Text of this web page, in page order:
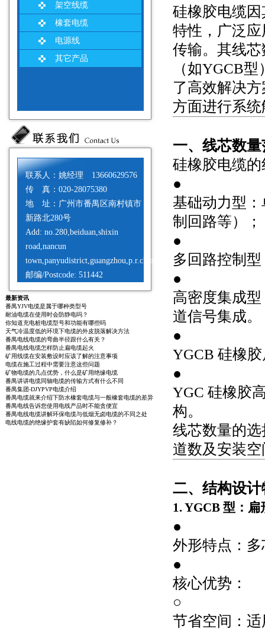
架空线缆
橡套电缆
电源线
其它产品
联系人：姚经理 13660629576
传 真：020-28075380
地 址：广州市番禺区南村镇市
新路北280号
Add: no.280,beiduan,shixin
road,nancun
town,panyudistrict,guangzhou,p.r.china
邮编/Postcode: 511442
最新资讯
番禺YJV电缆是属于哪种类型号
耐油电缆在使用时会防静电吗？
你知道充电桩电缆型号和功能有哪些吗
天气冷温度低的环境下电缆的外皮脱落解决方法
番禺电线电缆的弯曲半径跟什么有关？
番禺电线电缆怎样防止扁电缆起火
矿用线缆在安装敷设时应该了解的注意事项
电缆在施工过程中需要注意这些问题
矿物电缆的几点优势，什么是矿用绝缘电缆
番禺讲讲电缆同轴电缆的传输方式有什么不同
番禺集团-DJYPVP电缆介绍
番禺电缆就来介绍下防水橡套电缆与一般橡套电缆的差异
番禺电线告诉您使用电线产品时不能贪便宜
番禺电线电缆讲解环保电缆与低烟无卤电缆的不同之处
电线电缆的绝缘护套有缺陷如何修复修补？
硅橡胶电缆
特性，广泛
传输。其线
（如YGCB
了高效解决
方面进行系
一、线芯数
硅橡胶电缆
●
基础动力型
制回路等）；
●
多回路控制
●
高密度集成
道信号集成。
●
YGCB 硅橡
●
YGC 硅橡胶
构。
线芯数量的
道数及安装
二、结构设
1. YGCB 型：
●
外形特点：
●
核心优势：
○
节省空间：